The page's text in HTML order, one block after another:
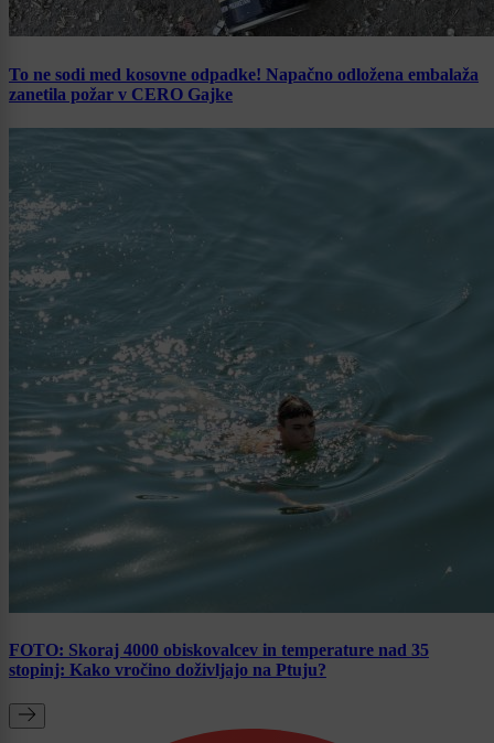
To ne sodi med kosovne odpadke! Napačno odložena embalaža
zanetila požar v CERO Gajke
FOTO: Skoraj 4000 obiskovalcev in temperature nad 35
stopinj: Kako vročino doživljajo na Ptuju?